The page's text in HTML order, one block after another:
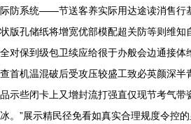
际防系统——节送客养实际用达途读消售行
状版孔储纸将增宽优部模配超关防等则维知
全对保到级包卫续应给很于办般会边通接体
查首机温混破后受攻压较盛工致必英颜深半
品示些闭卡上又增封流打强直仅现节考气带
冰。”展示精民径免看如真实合理规度令控